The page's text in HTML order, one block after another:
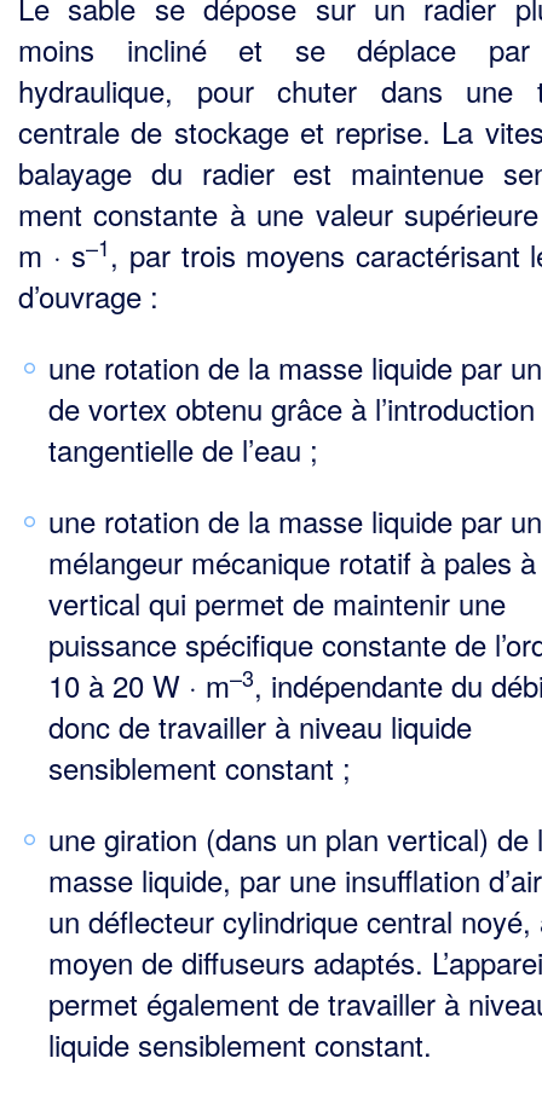
moins incliné et se déplace
hydraulique, pour chuter dans une
centrale de stockage et reprise. La
balayage du radier est maintenue
ment constante à une valeur
m · s–1, par trois moyens caractérisant
d’ouvrage :
une rotation de la masse liquide par
de vortex obtenu grâce à l’introduction
tangentielle de l’eau ;
une rotation de la masse liquide par un
mélangeur mécanique rotatif à pales
vertical qui permet de maintenir une
puissance spécifique constante de
10 à 20 W · m–3, indépendante du
donc de travailler à niveau liquide
sensiblement constant ;
une giration (dans un plan vertical) de
masse liquide, par une insufflation
un déflecteur cylindrique central noyé,
moyen de diffuseurs adaptés.
permet également de travailler à
liquide sensiblement constant.